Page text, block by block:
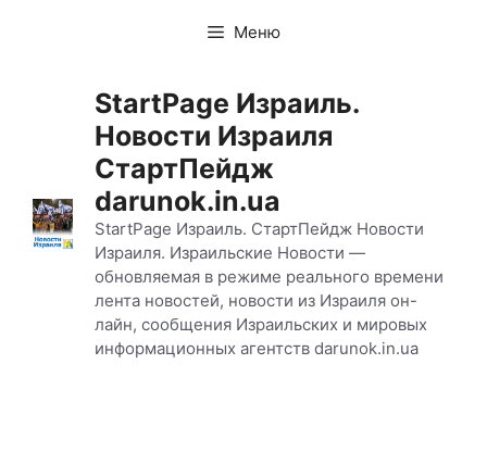
Меню
StartPage Израиль.
Новости Израиля
СтартПейдж
darunok.in.ua
StartPage Израиль. СтартПейдж Новости
Израиля. Израильские Новости —
обновляемая в режиме реального времени
лента новостей, новости из Израиля он-
лайн, сообщения Израильских и мировых
информационных агентств darunok.in.ua